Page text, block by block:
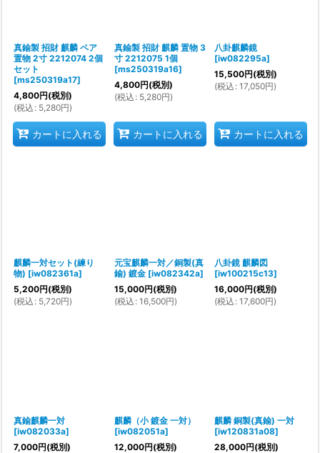
真鍮製 招財 麒麟 ペア
置物 2寸 2212074 2個
セット
[ms250319a17]
4,800円(税別)
(税込 : 5,280円)
カートに入れる
真鍮製 招財 麒麟 置物 3
寸 2212075 1個
[ms250319a16]
4,800円(税別)
(税込 : 5,280円)
カートに入れる
八卦麒麟鏡
[iw082295a]
15,500円(税別)
(税込 : 17,050円)
カートに入れる
麒麟一対セット(練り
物) [iw082361a]
5,200円(税別)
(税込 : 5,720円)
元宝麒麟一対／銅製(真
鍮) 鍍金 [iw082342a]
15,000円(税別)
(税込 : 16,500円)
八卦鏡 麒麟図
[iw100215c13]
16,000円(税別)
(税込 : 17,600円)
真鍮麒麟一対
[iw082033a]
7,000円(税別)
麒麟（小 鍍金 一対）
[iw082051a]
12,000円(税別)
麒麟 銅製(真鍮) 一対
[iw120831a08]
28,000円(税別)